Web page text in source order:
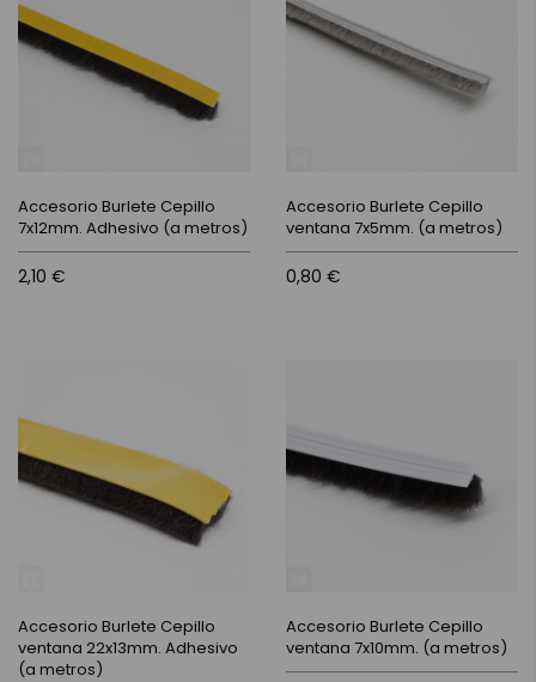
Accesorio Burlete Cepillo
7x12mm. Adhesivo (a metros)
2,10 €
Accesorio Burlete Cepillo
ventana 7x5mm. (a metros)
0,80 €
Accesorio Burlete Cepillo
ventana 22x13mm. Adhesivo
(a metros)
Accesorio Burlete Cepillo
ventana 7x10mm. (a metros)